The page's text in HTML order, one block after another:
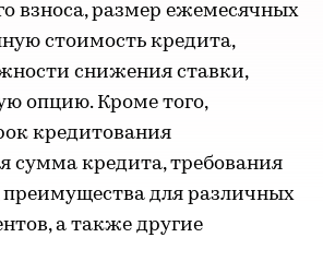
взноса, размер ежемесячных
стоимость кредита,
снижения ставки,
опцию. Кроме того,
кредитования
сумма кредита, требования
преимущества для различных
а также другие